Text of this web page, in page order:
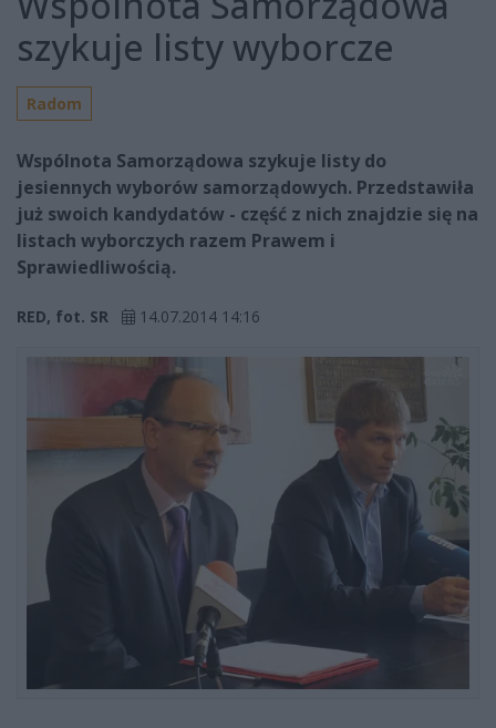
szykuje listy wyborcze
Radom
Wspólnota Samorządowa szykuje listy do
jesiennych wyborów samorządowych. Przedstawiła
już swoich kandydatów - część z nich znajdzie się na
listach wyborczych razem Prawem i
Sprawiedliwością.
RED, fot. SR 14.07.2014 14:16